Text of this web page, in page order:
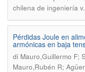
chilena de ingeniería
Pérdidas Joule en
armónicas en baja
di Mauro,Guillermo F;
Mauro,Rubén R;